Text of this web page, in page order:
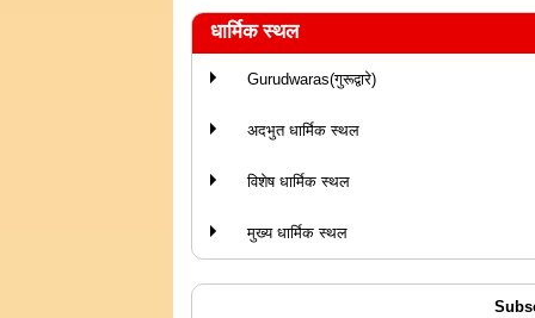
धार्मिक स्थल
Gurudwaras(गुरूद्वारे)
अदभुत धार्मिक स्थल
विशेष धार्मिक स्थल
मुख्य धार्मिक स्थल